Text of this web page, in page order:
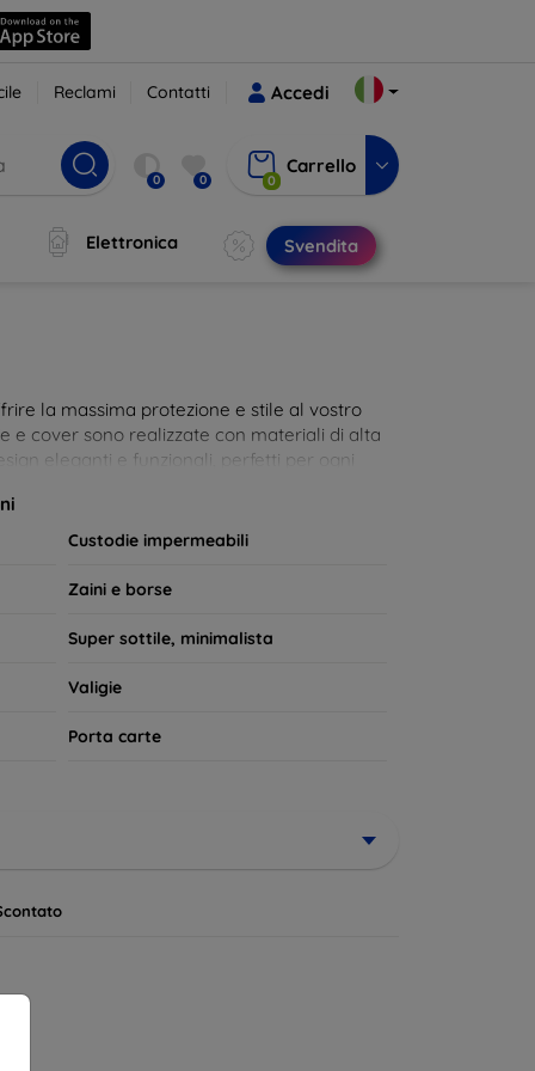
Reclami Contatti Accedi
0 0 0
Carrello
Elettronica Svendita
la massima protezione e stile al vostro
e cover sono realizzate con materiali di alta
eleganti e funzionali, perfetti per ogni
Custodie impermeabili
Zaini e borse
Super sottile, minimalista
Valigie
Porta carte